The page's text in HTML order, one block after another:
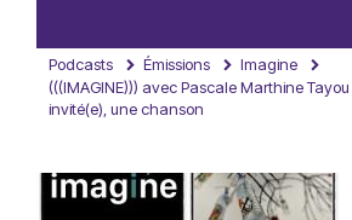
Podcasts Émissions
Imagine
(((IMAGINE))) avec Pascale Marthine
invité(e), une chanson